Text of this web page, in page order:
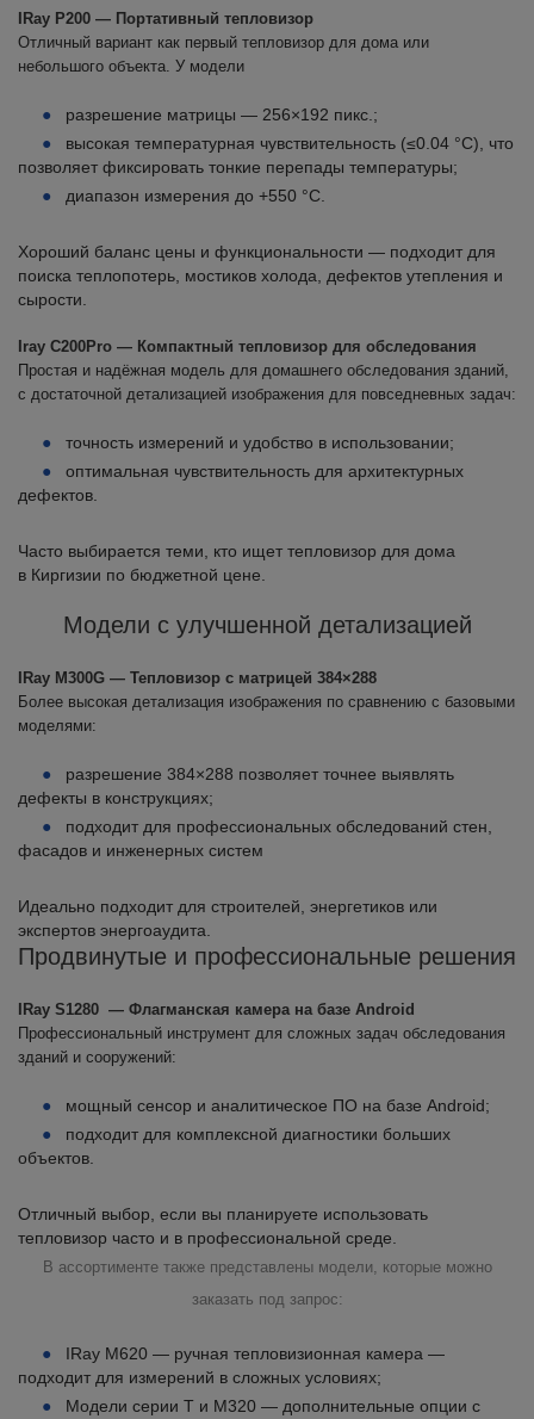
IRay P200 — Портативный тепловизор
Отличный вариант как первый тепловизор для дома или
небольшого объекта. У модели
разрешение матрицы — 256×192 пикс.;
высокая температурная чувствительность (≤0.04 °C), что
позволяет фиксировать тонкие перепады температуры;
диапазон измерения до +550 °C.
Хороший баланс цены и функциональности — подходит для
поиска теплопотерь, мостиков холода, дефектов утепления и
сырости.
Iray C200Pro — Компактный тепловизор для обследования
Простая и надёжная модель для домашнего обследования зданий,
с достаточной детализацией изображения для повседневных задач:
точность измерений и удобство в использовании;
оптимальная чувствительность для архитектурных
дефектов.
Часто выбирается теми, кто ищет тепловизор для дома
в Киргизии по бюджетной цене.
Модели с улучшенной детализацией
IRay M300G — Тепловизор с матрицей 384×288
Более высокая детализация изображения по сравнению с базовыми
моделями:
разрешение 384×288 позволяет точнее выявлять
дефекты в конструкциях;
подходит для профессиональных обследований стен,
фасадов и инженерных систем
Идеально подходит для строителей, энергетиков или
экспертов энергоаудита.
Продвинутые и профессиональные решения
IRay S1280 — Флагманская камера на базе Android
Профессиональный инструмент для сложных задач обследования
зданий и сооружений:
мощный сенсор и аналитическое ПО на базе Android;
подходит для комплексной диагностики больших
объектов.
Отличный выбор, если вы планируете использовать
тепловизор часто и в профессиональной среде.
В ассортименте также представлены модели, которые можно
заказать под запрос:
IRay M620 — ручная тепловизионная камера —
подходит для измерений в сложных условиях;
Модели серии T и M320 — дополнительные опции с